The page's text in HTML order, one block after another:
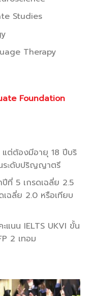
Studies
Therapy
Foundation
ต่ต้องมีอายุ 18 ปีบริ
ระดับปริญญาตรี
ที่ 5 เกรดเฉลี่ย 2.5
ฉลี่ย 2.0 หรือเทียบ
นน IELTS UKVI ขั้น
2 เทอม